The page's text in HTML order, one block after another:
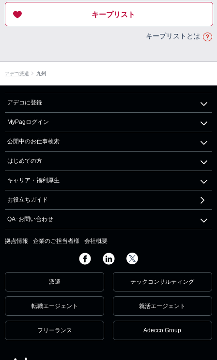
キープリスト
キープリストとは
アデコ派遣 九州
アデコに登録
MyPagログイン
公開中のお仕事検索
はじめての方
キャリア・福利厚生
お役立ちガイド
QA･お問い合わせ
拠点情報 企業のご担当者様 会社概要
派遣 テックコンサルティング
転職エージェント 就活エージェント
フリーランス Adecco Group